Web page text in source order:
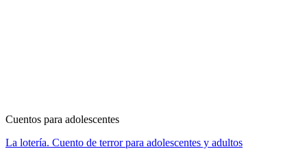
Cuentos para adolescentes
La lotería. Cuento de terror para adolescentes y adultos